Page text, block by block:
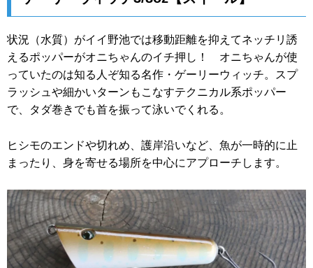
状況（水質）がイイ野池では移動距離を抑えてネッチリ誘
えるポッパーがオニちゃんのイチ押し！ オニちゃんが使
っていたのは知る人ぞ知る名作・ゲーリーウィッチ。スプ
ラッシュや細かいターンもこなすテクニカル系ポッパー
で、タダ巻きでも首を振って泳いでくれる。
ヒシモのエンドや切れめ、護岸沿いなど、魚が一時的に止
まったり、身を寄せる場所を中心にアプローチします。